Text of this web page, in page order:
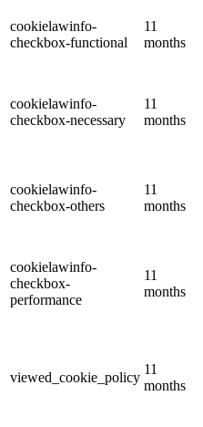
cookielawinfo-
checkbox-functional
11
months
cookielawinfo-
checkbox-necessary
11
months
cookielawinfo-
checkbox-others
11
months
cookielawinfo-
checkbox-
performance
11
months
viewed_cookie_policy
11
months